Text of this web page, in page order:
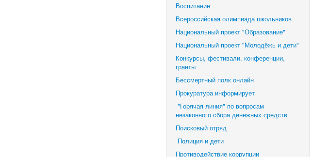
Воспитание
Всероссийская олимпиада школьников
Национальный проект "Образование"
Национальный проект "Молодёжь и дети"
Конкурсы, фестивали, конференции,
гранты
Бессмертный полк онлайн
Прокуратура информирует
"Горячая линия" по вопросам
незаконного сбора денежных средств
Поисковый отряд
Полиция и дети
Противодействие коррупции